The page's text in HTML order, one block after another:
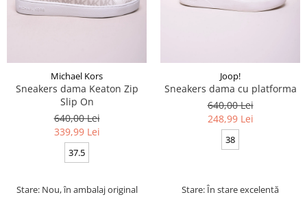
Michael Kors
Sneakers dama Keaton Zip
Slip On
640,00 Lei
339,99 Lei
37.5
Stare: Nou, în ambalaj original
Joop!
Sneakers dama cu platforma
640,00 Lei
248,99 Lei
38
Stare: În stare excelentă